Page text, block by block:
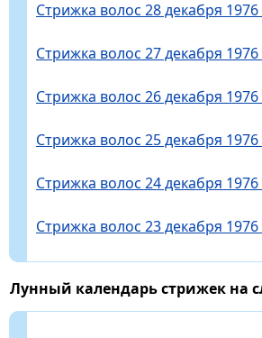
Стрижка волос 28 декабря 1976
Стрижка волос 27 декабря 1976
Стрижка волос 26 декабря 1976
Стрижка волос 25 декабря 1976
Стрижка волос 24 декабря 1976
Стрижка волос 23 декабря 1976
Лунный календарь стрижек на